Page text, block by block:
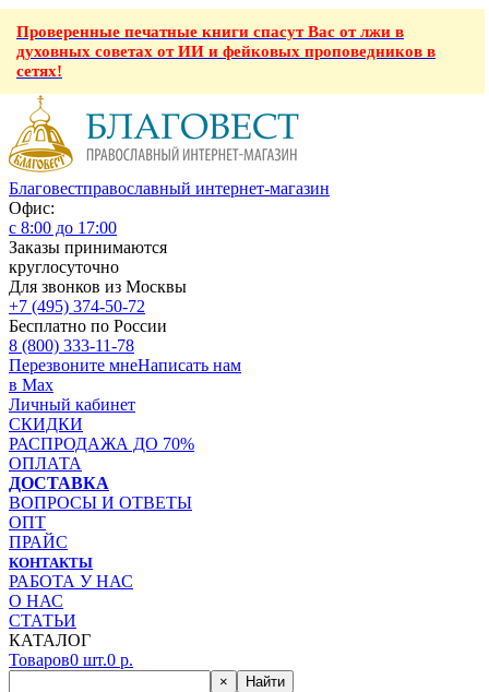
Проверенные печатные книги спасут Вас от лжи в
духовных советах от ИИ и фейковых проповедников в
сетях!
Благовестправославный интернет-магазин
Офис:
с 8:00 до 17:00
Заказы принимаются
круглосуточно
Для звонков из Москвы
+7 (495) 374-50-72
Бесплатно по России
8 (800) 333-11-78
Перезвоните мнеНаписать нам
в Max
Личный кабинет
СКИДКИ
РАСПРОДАЖА ДО 70%
ОПЛАТА
ДОСТАВКА
ВОПРОСЫ И ОТВЕТЫ
ОПТ
ПРАЙС
КОНТАКТЫ
РАБОТА У НАС
О НАС
СТАТЬИ
КАТАЛОГ
Товаров0 шт.0 р.
× Найти